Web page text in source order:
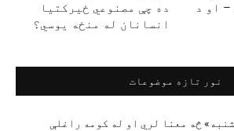
ده چې مصنوعي ځیرکتیا
انسانان له منځه یوسي؟
– او د
نور تازه موضوعات
څه معنا لري او له کومه راغلې